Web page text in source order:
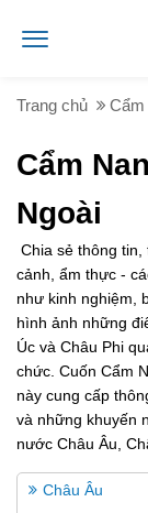
Trang chủ Cẩm
Cẩm
Ngoài
Chia sẻ thông
cảnh, ẩm thực -
như kinh nghiệm,
hình ảnh những
Úc và Châu Phi
chức. Cuốn Cẩm
này cung cấp
và những khuyến
nước Châu Âu,
Châu Âu